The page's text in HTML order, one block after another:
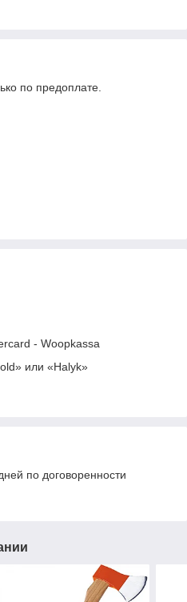
по предоплате.
- Woopkassa
или «Halyk»
по договоренности